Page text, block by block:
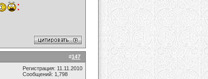
:
#147
Регистрация: 11.11.2010
Сообщений: 1,798